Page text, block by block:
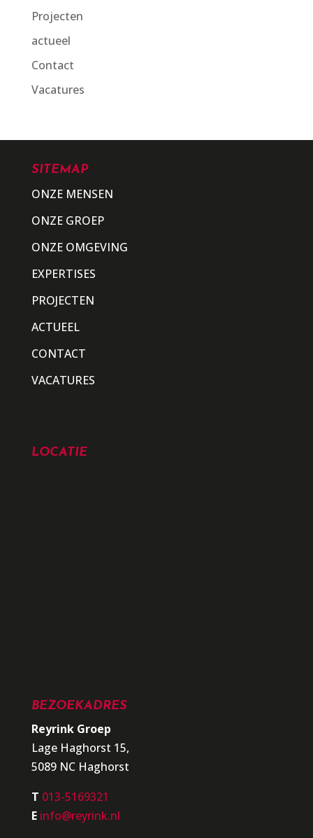
Projecten
actueel
Contact
Vacatures
SITEMAP
ONZE MENSEN
ONZE GROEP
ONZE OMGEVING
EXPERTISES
PROJECTEN
ACTUEEL
CONTACT
VACATURES
LOCATIE
BEZOEKADRES
Reyrink Groep
Lage Haghorst 15,
5089 NC Haghorst
T 013-5169321
E info@reyrink.nl